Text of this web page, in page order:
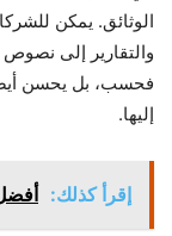
الوثائق. يمكن
والتقارير إلى
فحسب، بل يحسن
إليها.
إقرأ كذلك: